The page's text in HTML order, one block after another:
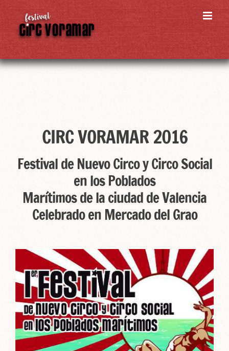
Skip
to
content
CIRC VORAMAR 2016
Festival de Nuevo Circo y Circo Social
en los Poblados
Marítimos de la ciudad de Valencia
Celebrado en Mercado del Grao